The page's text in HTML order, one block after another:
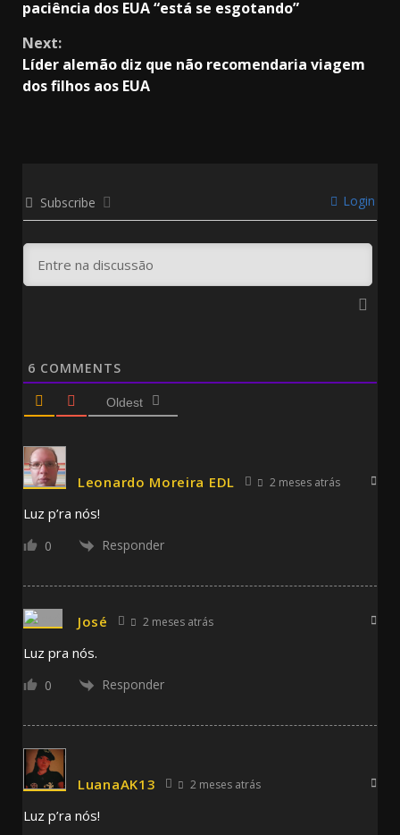
paciência dos EUA “está se esgotando”
Next:
Líder alemão diz que não recomendaria viagem
dos filhos aos EUA
Subscribe Login
6 COMMENTS
Oldest
Leonardo Moreira EDL 2 meses atrás
Luz p’ra nós!
0 Responder
José 2 meses atrás
Luz pra nós.
0 Responder
LuanaAK13 2 meses atrás
Luz p’ra nós!